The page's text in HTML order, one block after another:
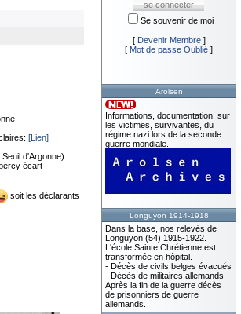
[Lien]
d'Argonne)
écart
soit les déclarants
Se souvenir de moi
[ Devenir Membre]
[ Mot de passe Oublié ]
Arolsen
Informations, documentation, sur
les victimes, survivantes, du
régime nazi lors de la seconde
guerre mondiale.
Longuyon 1914-1918
Dans la base, nos relevés de
Longuyon (54) 1915-1922.
L'école Sainte Chrétienne est
transformée en hôpital.
- Décès de civils belges évacués
- Décès de militaires allemands
Après la fin de la guerre décès
de prisonniers de guerre
allemands.